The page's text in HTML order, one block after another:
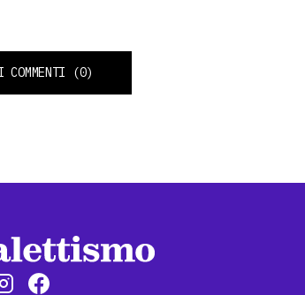
COMMENTI (0)